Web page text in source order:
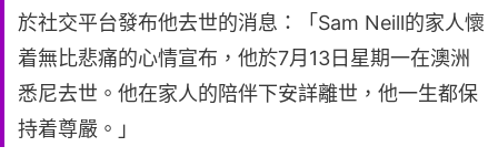
於社交平台發布他去世的消息：「Sam Neill的家人懷
着無比悲痛的心情宣布，他於7月13日星期一在澳洲
悉尼去世。他在家人的陪伴下安詳離世，他一生都保
持着尊嚴。」